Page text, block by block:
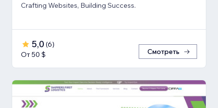
Crafting Websites, Building Success.
5,0 (6)
От 50 $
Смотреть